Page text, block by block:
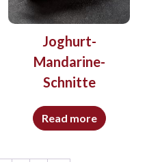
Joghurt-
Mandarine-
Schnitte
Read more